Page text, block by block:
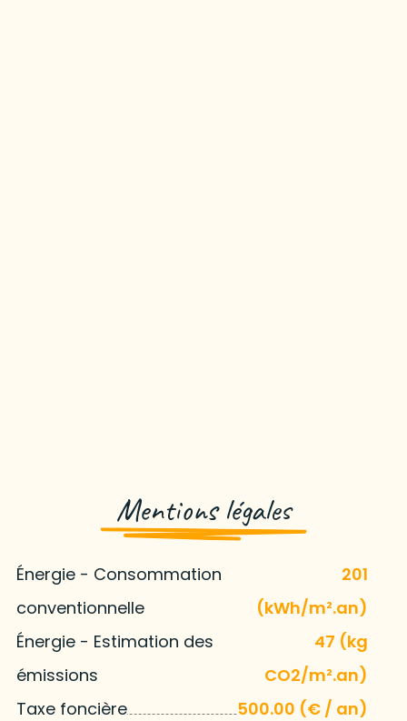
Mentions légales
Énergie - Consommation
conventionnelle
201
(kWh/m².an)
Énergie - Estimation des
émissions
47 (kg
CO2/m².an)
Taxe foncière
500.00 (€ / an)